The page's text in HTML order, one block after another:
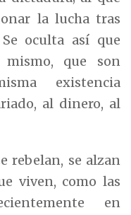
la lucha tras
oculta así que
que son
existencia
al dinero, al
rebelan, se alzan
viven, como las
en